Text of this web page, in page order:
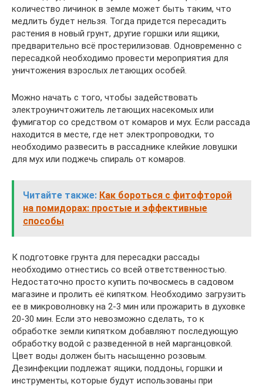
количество личинок в земле может быть таким, что
медлить будет нельзя. Тогда придется пересадить
растения в новый грунт, другие горшки или ящики,
предварительно всё простерилизовав. Одновременно с
пересадкой необходимо провести мероприятия для
уничтожения взрослых летающих особей.
Можно начать с того, чтобы задействовать
электроуничтожитель летающих насекомых или
фумигатор со средством от комаров и мух. Если рассада
находится в месте, где нет электропроводки, то
необходимо развесить в рассаднике клейкие ловушки
для мух или поджечь спираль от комаров.
Читайте также: Как бороться с фитофторой
на помидорах: простые и эффективные
способы
К подготовке грунта для пересадки рассады
необходимо отнестись со всей ответственностью.
Недостаточно просто купить почвосмесь в садовом
магазине и пролить её кипятком. Необходимо загрузить
ее в микроволновку на 2-3 мин или прожарить в духовке
20-30 мин. Если это невозможно сделать, то к
обработке земли кипятком добавляют последующую
обработку водой с разведенной в ней марганцовкой.
Цвет воды должен быть насыщенно розовым.
Дезинфекции подлежат ящики, поддоны, горшки и
инструменты, которые будут использованы при